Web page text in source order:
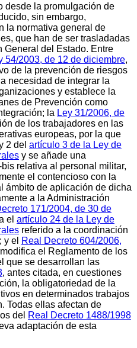
desde la promulgación de
sin embargo,
la normativa general de
que han de ser trasladadas
General del Estado. Entre
54/2003, de 12 de diciembre,
de la prevención de riesgos
necesidad de integrar la
y establece la
de Prevención como
la Ley 31/2006, de
de los trabajadores en las
europeas, por la que
2 del artículo 3 de la Ley de
y se añade una
relativa al personal militar,
el contencioso con la
ámbito de aplicación de dicha
a la Administración
171/2004, de 30 de
el artículo 24 de la Ley de
referido a la coordinación
y el Real Decreto 604/2006,
el Reglamento de los
que se desarrollan las
, antes citada, en cuestiones
la obligatoriedad de la
en determinados trabajos
Todas ellas afectan de
del Real Decreto 1488/1998
adaptación de esta